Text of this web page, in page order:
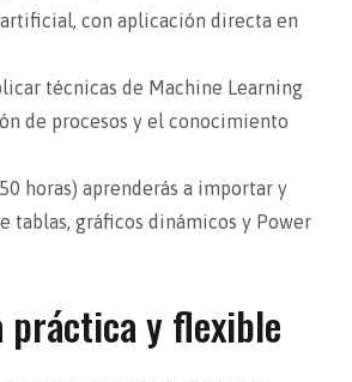
con aplicación directa en
técnicas de Machine Learning
de procesos y el conocimiento
horas) aprenderás a importar y
tablas, gráficos dinámicos y Power
práctica y flexible